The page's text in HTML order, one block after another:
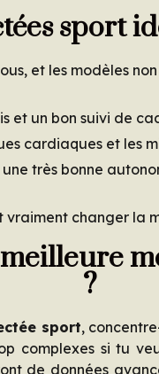
sport
et les modèles non
et un bon suivi de
cardiaques et les
très bonne
vraiment changer la
?
sport,
complexes si tu
de données